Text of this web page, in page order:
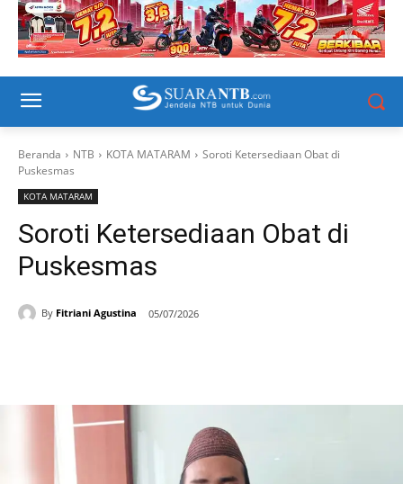
Beranda NTB KOTA MATARAM
Soroti Ketersediaan Obat di
Puskesmas
KOTA MATARAM
Soroti Ketersediaan Obat di
Puskesmas
By Fitriani Agustina 05/07/2026